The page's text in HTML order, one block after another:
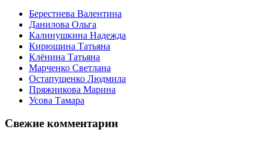
Берестнева Валентина
Данилова Ольга
Калинушкина Надежда
Кирюшина Татьяна
Клёнина Татьяна
Марченко Светлана
Остапущенко Людмила
Пряжникова Марина
Усова Тамара
Свежие комментарии